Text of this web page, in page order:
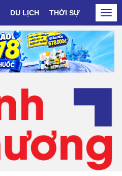
DU LỊCH THỜI SỰ DOANH